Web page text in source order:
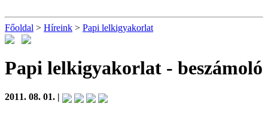
Főoldal > Híreink > Papi lelkigyakorlat
Papi lelkigyakorlat - beszámoló
2011. 08. 01. |